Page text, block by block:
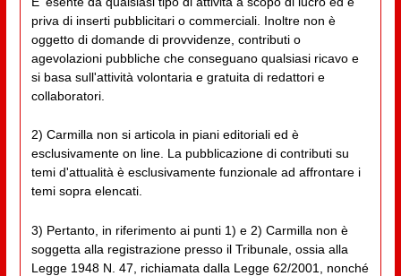
priva di inserti pubblicitari o commerciali. Inoltre non è
oggetto di domande di provvidenze, contributi o
agevolazioni pubbliche che conseguano qualsiasi ricavo e
si basa sull'attività volontaria e gratuita di redattori e
collaboratori.
2) Carmilla non si articola in piani editoriali ed è
esclusivamente on line. La pubblicazione di contributi su
temi d'attualità è esclusivamente funzionale ad affrontare i
temi sopra elencati.
3) Pertanto, in riferimento ai punti 1) e 2) Carmilla non è
soggetta alla registrazione presso il Tribunale, ossia alla
Legge 1948 N. 47, richiamata dalla Legge 62/2001, nonché